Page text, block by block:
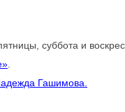
суббота и
Гашимова.